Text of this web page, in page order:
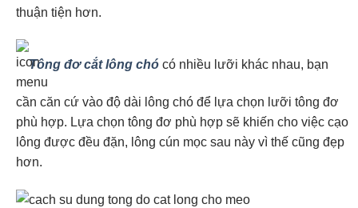
thuận tiện hơn.
Tông đơ cắt lông chó có nhiều lưỡi khác nhau, bạn
cần căn cứ vào độ dài lông chó để lựa chọn lưỡi tông đơ
phù hợp. Lựa chọn tông đơ phù hợp sẽ khiến cho việc cạo
lông được đều đặn, lông cún mọc sau này vì thế cũng đẹp
hơn.